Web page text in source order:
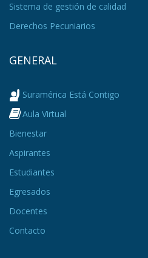
Sistema de gestión de calidad
Derechos Pecuniarios
GENERAL
Suramérica Está Contigo
Aula Virtual
Bienestar
Aspirantes
Estudiantes
Egresados
Docentes
Contacto